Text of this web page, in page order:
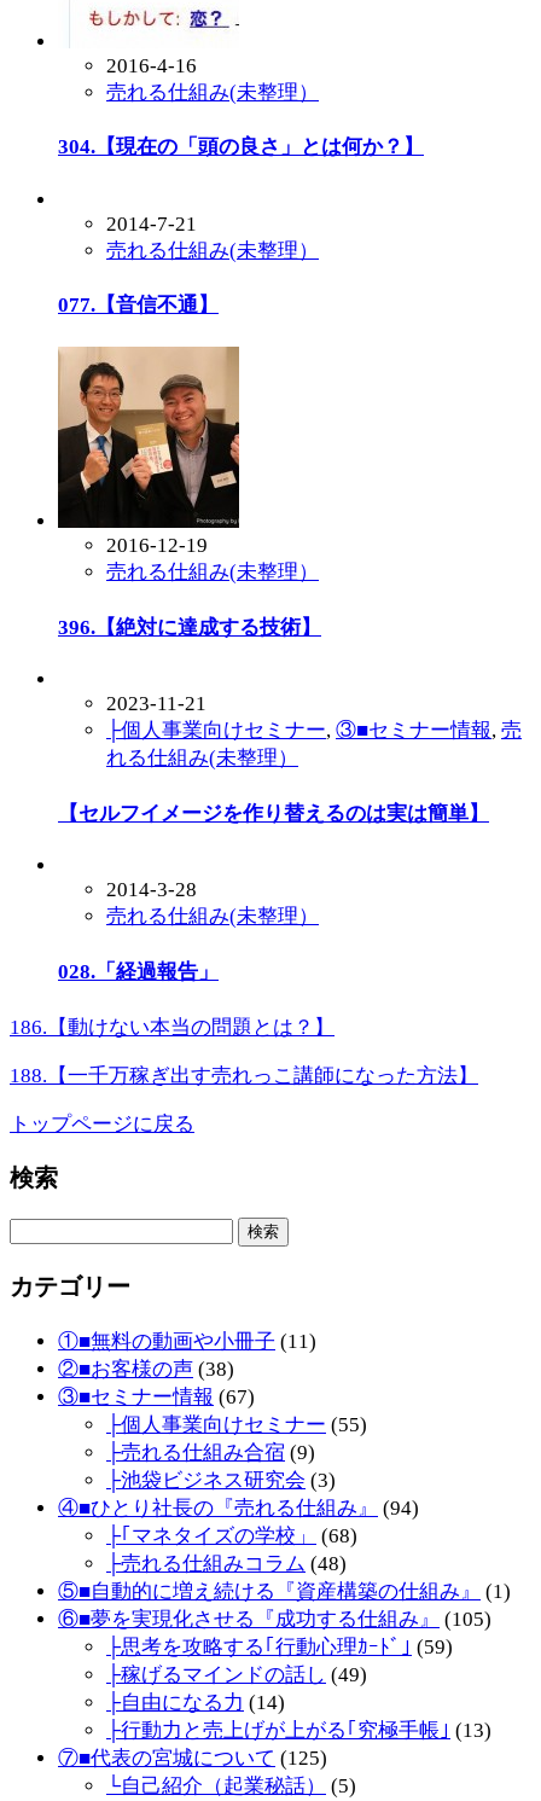
2016-4-16
売れる仕組み(未整理）
304.【現在の「頭の良さ」とは何か？】
2014-7-21
売れる仕組み(未整理）
077.【音信不通】
2016-12-19
売れる仕組み(未整理）
396.【絶対に達成する技術】
2023-11-21
├個人事業向けセミナー, ③■セミナー情報, 売
れる仕組み(未整理）
【セルフイメージを作り替えるのは実は簡単】
2014-3-28
売れる仕組み(未整理）
028.「経過報告」
186.【動けない本当の問題とは？】
188.【一千万稼ぎ出す売れっこ講師になった方法】
トップページに戻る
検索
カテゴリー
①■無料の動画や小冊子 (11)
②■お客様の声 (38)
③■セミナー情報 (67)
├個人事業向けセミナー (55)
├売れる仕組み合宿 (9)
├池袋ビジネス研究会 (3)
④■ひとり社長の『売れる仕組み』
(94)
├｢マネタイズの学校」
(68)
├売れる仕組みコラム (48)
⑤■自動的に増え続ける『資産構築の仕組み』
(1)
⑥■夢を実現化させる『成功する仕組み』
(105)
├思考を攻略する｢行動心理ｶｰﾄﾞ｣ (59)
├稼げるマインドの話し (49)
├自由になる力 (14)
├行動力と売上げが上がる｢究極手帳｣ (13)
⑦■代表の宮城について (125)
└自己紹介（起業秘話）
(5)